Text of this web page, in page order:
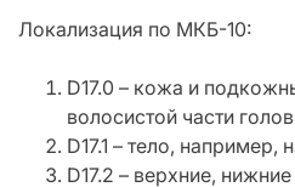
Локализация по МКБ-10:
D17.0 – кожа и
волосистой части
D17.1 – тело, например,
D17.2 – верхние,